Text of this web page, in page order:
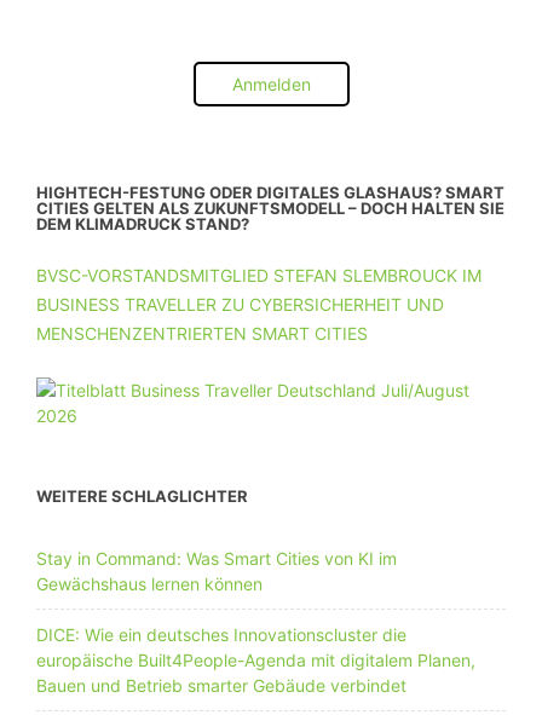
Anmelden
HIGHTECH-FESTUNG ODER DIGITALES GLASHAUS? SMART
CITIES GELTEN ALS ZUKUNFTSMODELL – DOCH HALTEN SIE
DEM KLIMADRUCK STAND?
BVSC-VORSTANDSMITGLIED STEFAN SLEMBROUCK IM
BUSINESS TRAVELLER ZU CYBERSICHERHEIT UND
MENSCHENZENTRIERTEN SMART CITIES
WEITERE SCHLAGLICHTER
Stay in Command: Was Smart Cities von KI im
Gewächshaus lernen können
DICE: Wie ein deutsches Innovationscluster die
europäische Built4People-Agenda mit digitalem Planen,
Bauen und Betrieb smarter Gebäude verbindet